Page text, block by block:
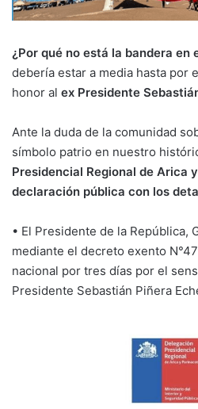
¿Por qué no está la bandera en
debería estar a media hasta por
honor al ex Presidente
Ante la duda de la comunidad
símbolo patrio en nuestro
Presidencial Regional de Arica
declaración pública con los
• El Presidente de la República,
mediante el decreto exento
nacional por tres días por el
Presidente Sebastián Piñera